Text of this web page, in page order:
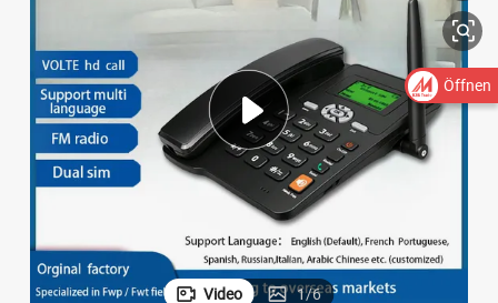
Video 1/6
Öffnen